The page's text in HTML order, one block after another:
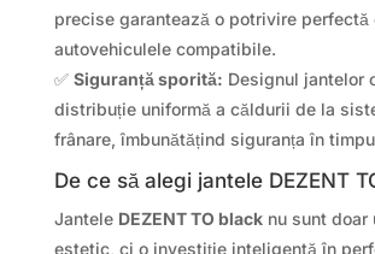
precise garantează o potrivire perfectă
autovehiculele compatibile.
✅ Siguranță sporită: Designul jantelor
distribuție uniformă a căldurii de la
frânare, îmbunătățind siguranța în
De ce să alegi jantele DEZENT
Jantele DEZENT TO blacknu sunt doar
estetic, ci o investiție inteligentă în